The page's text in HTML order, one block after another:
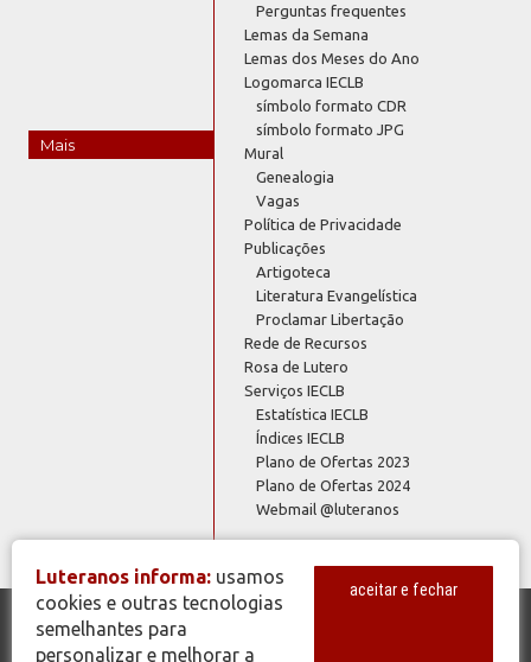
Mais
Perguntas frequentes
Lemas da Semana
Lemas dos Meses do Ano
Logomarca IECLB
símbolo formato CDR
símbolo formato JPG
Mural
Genealogia
Vagas
Política de Privacidade
Publicações
Artigoteca
Literatura Evangelística
Proclamar Libertação
Rede de Recursos
Rosa de Lutero
Serviços IECLB
Estatística IECLB
Índices IECLB
Plano de Ofertas 2023
Plano de Ofertas 2024
Webmail @luteranos
© Copyright 2026 - Todos os Direitos Reservados - IECLB - Igreja
Luteranos informa: usamos
cookies e outras tecnologias
semelhantes para
personalizar e melhorar a
aceitar e fechar